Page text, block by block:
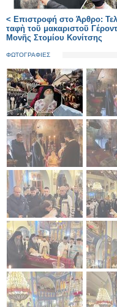
< Επιστροφή στο Άρθρο:
ταφὴ τοῦ μακαριστοῦ
Μονῆς Στομίου Κονίτσης
ΦΩΤΟΓΡΑΦΙΕΣ